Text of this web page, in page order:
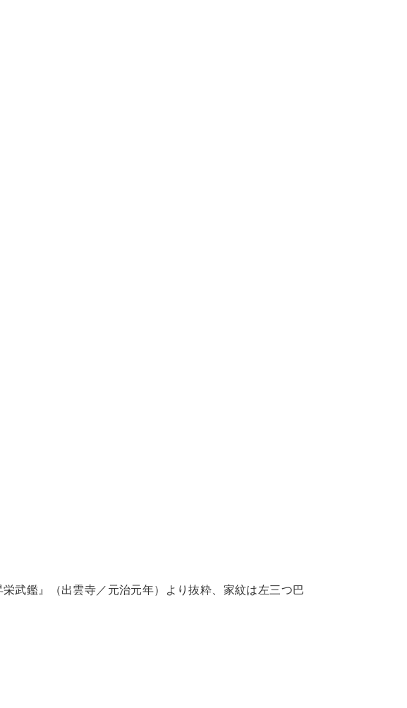
栄武鑑』（出雲寺／元治元年）より抜粋、家紋は左三つ巴